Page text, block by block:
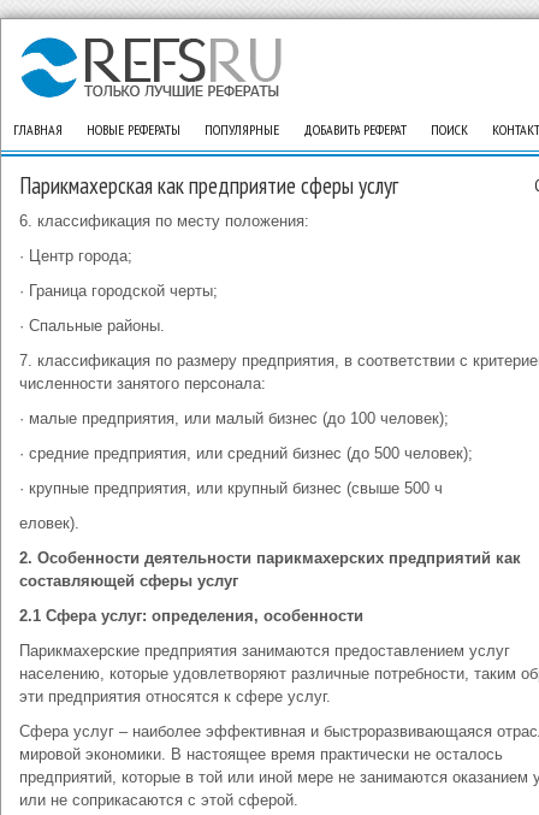
ГЛАВНАЯ НОВЫЕ РЕФЕРАТЫ ПОПУЛЯРНЫЕ ДОБАВИТЬ РЕФЕРАТ ПОИСК
Парикмахерская как предприятие сферы услуг
6. классификация по месту положения:
· Центр города;
· Граница городской черты;
· Спальные районы.
7. классификация по размеру предприятия, в соответствии с
численности занятого персонала:
· малые предприятия, или малый бизнес (до 100 человек);
· средние предприятия, или средний бизнес (до 500 человек);
· крупные предприятия, или крупный бизнес (свыше 500 ч
еловек).
2. Особенности деятельности парикмахерских предприятий как
составляющей сферы услуг
2.1 Сфера услуг: определения, особенности
Парикмахерские предприятия занимаются предоставлением услуг
населению, которые удовлетворяют различные потребности, таким
эти предприятия относятся к сфере услуг.
Сфера услуг – наиболее эффективная и быстроразвивающаяся
мировой экономики. В настоящее время практически не осталось
предприятий, которые в той или иной мере не занимаются оказанием
или не соприкасаются с этой сферой.